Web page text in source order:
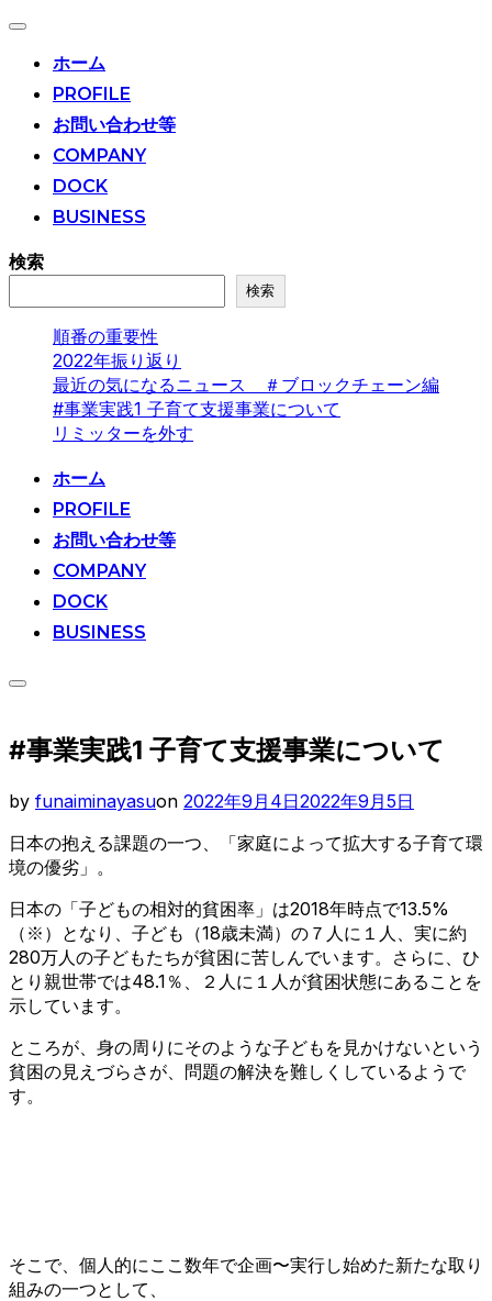
ナ
ホーム
PROFILE
お問い合わせ等
COMPANY
DOCK
BUSINESS
検索
検索
順番の重要性
2022年振り返り
最近の気になるニュース ＃ブロックチェーン編
#事業実践1 子育て支援事業について
リミッターを外す
プ
ホーム
PROFILE
お問い合わせ等
COMPANY
DOCK
BUSINESS
サ
バ
ナ
ゲ
ー
ョ
ン
を
切
り
替
る
#事業実践1 子育て支援事業について
by funaiminayasuon 投
日:
2022年9月4日2022年9月5日
日本の抱える課題の一つ、「家庭によって拡大する子育て環
境の優劣」。
日本の「子どもの相対的貧困率」は2018年時点で13.5%
（※）となり、子ども（18歳未満）の７人に１人、実に約
280万人の子どもたちが貧困に苦しんでいます。さらに、ひ
とり親世帯では48.1％、２人に１人が貧困状態にあることを
示しています。
ところが、身の周りにそのような子どもを見かけないという
貧困の見えづらさが、問題の解決を難しくしているようで
す。
そこで、個人的にここ数年で企画〜実行し始めた新たな取り
組みの一つとして、